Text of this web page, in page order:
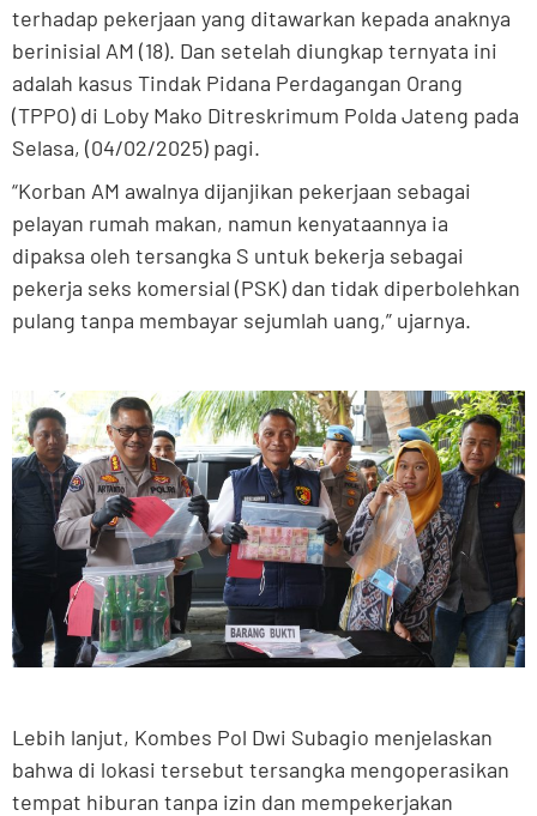
terhadap pekerjaan yang ditawarkan kepada anaknya
berinisial AM (18). Dan setelah diungkap ternyata ini
adalah kasus Tindak Pidana Perdagangan Orang
(TPPO) di Loby Mako Ditreskrimum Polda Jateng pada
Selasa, (04/02/2025) pagi.
“Korban AM awalnya dijanjikan pekerjaan sebagai
pelayan rumah makan, namun kenyataannya ia
dipaksa oleh tersangka S untuk bekerja sebagai
pekerja seks komersial (PSK) dan tidak diperbolehkan
pulang tanpa membayar sejumlah uang,” ujarnya.
Lebih lanjut, Kombes Pol Dwi Subagio menjelaskan
bahwa di lokasi tersebut tersangka mengoperasikan
tempat hiburan tanpa izin dan mempekerjakan